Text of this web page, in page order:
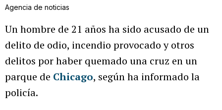
Agencia de noticias
Un hombre de 21 años ha sido acusado de un
delito de odio, incendio provocado y otros
delitos por haber quemado una cruz en un
parque de Chicago, según ha informado la
policía.